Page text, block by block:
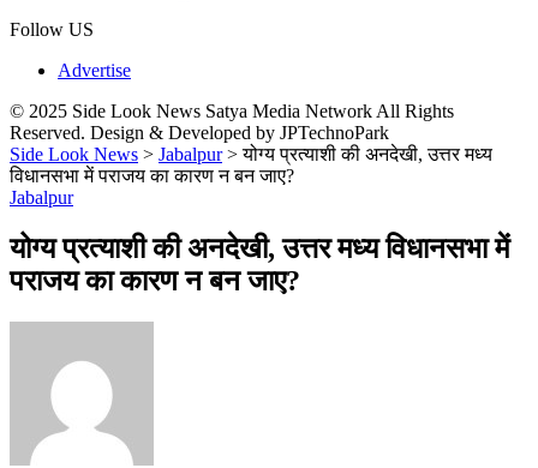
Follow US
Advertise
© 2025 Side Look News Satya Media Network All Rights
Reserved. Design & Developed by JPTechnoPark
Side Look News > Jabalpur>योग्य प्रत्याशी की अनदेखी, उत्तर मध्य
विधानसभा में पराजय का कारण न बन जाए?
Jabalpur
योग्य प्रत्याशी की अनदेखी, उत्तर मध्य विधानसभा में
पराजय का कारण न बन जाए?